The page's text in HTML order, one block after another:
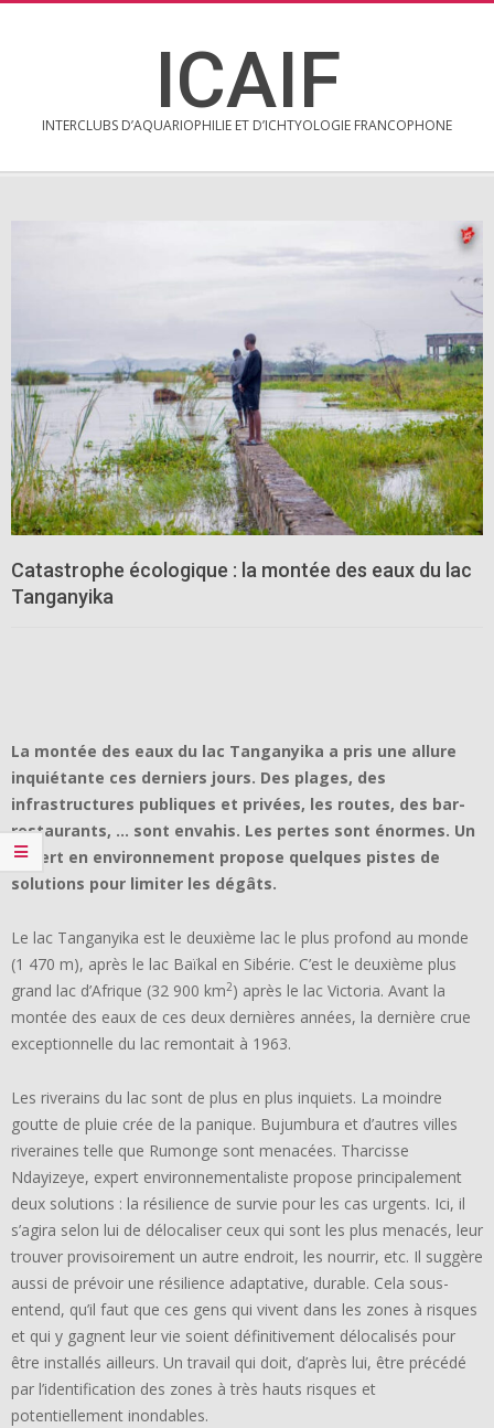
ICAIF
INTERCLUBS D’AQUARIOPHILIE ET D’ICHTYOLOGIE FRANCOPHONE
Catastrophe écologique : la montée des eaux du lac
Tanganyika
La montée des eaux du lac Tanganyika a pris une allure
inquiétante ces derniers jours. Des plages, des
infrastructures publiques et privées, les routes, des bar-
restaurants, … sont envahis. Les pertes sont énormes. Un
expert en environnement propose quelques pistes de
solutions pour limiter les dégâts.
Le lac Tanganyika est le deuxième lac le plus profond au monde
(1 470 m), après le lac Baïkal en Sibérie. C’est le deuxième plus
grand lac d’Afrique (32 900 km2) après le lac Victoria. Avant la
montée des eaux de ces deux dernières années, la dernière crue
exceptionnelle du lac remontait à 1963.
Les riverains du lac sont de plus en plus inquiets. La moindre
goutte de pluie crée de la panique. Bujumbura et d’autres villes
riveraines telle que Rumonge sont menacées. Tharcisse
Ndayizeye, expert environnementaliste propose principalement
deux solutions : la résilience de survie pour les cas urgents. Ici, il
s’agira selon lui de délocaliser ceux qui sont les plus menacés, leur
trouver provisoirement un autre endroit, les nourrir, etc. Il suggère
aussi de prévoir une résilience adaptative, durable. Cela sous-
entend, qu’il faut que ces gens qui vivent dans les zones à risques
et qui y gagnent leur vie soient définitivement délocalisés pour
être installés ailleurs. Un travail qui doit, d’après lui, être précédé
par l’identification des zones à très hauts risques et
potentiellement inondables.